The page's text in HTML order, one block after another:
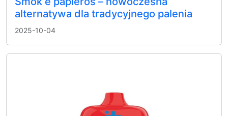
alternatywa dla tradycyjnego palenia
2025-10-04